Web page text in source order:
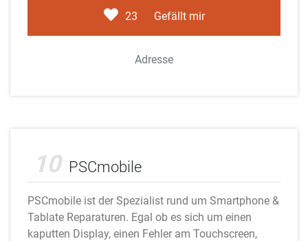
23 Gefällt mir
Adresse
10 PSCmobile
PSCmobile ist der Spezialist rund um Smartphone &
Tablate Reparaturen. Egal ob es sich um einen
kaputten Display, einen Fehler am Touchscreen,